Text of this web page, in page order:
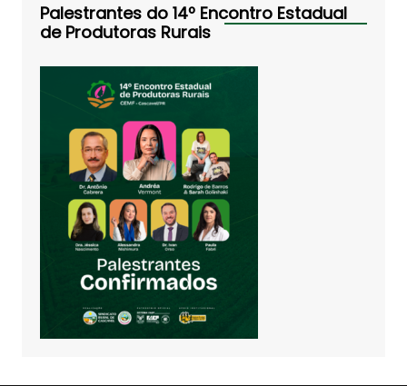
Palestrantes do 14º Encontro Estadual
de Produtoras Rurais